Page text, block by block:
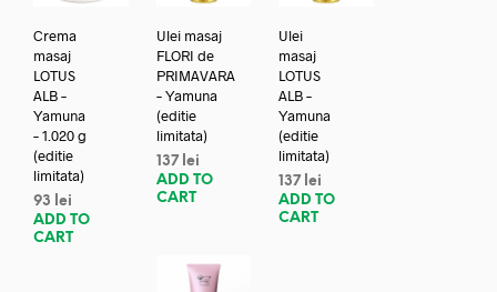
Crema
masaj
LOTUS
ALB –
Yamuna
– 1.020 g
(editie
limitata)
93
lei
ADD TO
CART
Ulei masaj
FLORI de
PRIMAVARA
– Yamuna
(editie
limitata)
137 lei
ADD TO
CART
Ulei
masaj
LOTUS
ALB –
Yamuna
(editie
limitata)
137 lei
ADD TO
CART